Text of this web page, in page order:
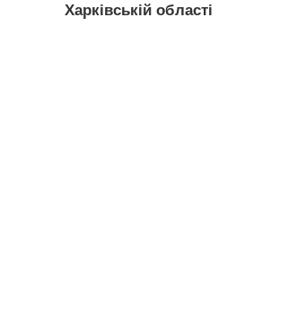
Харківській області